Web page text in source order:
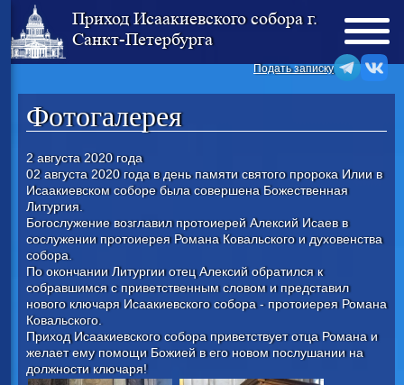
Приход Исаакиевского собора г.
Санкт-Петербурга
Подать записку
Фотогалерея
2 августа 2020 года
02 августа 2020 года в день памяти святого пророка Илии в
Исаакиевском соборе была совершена Божественная
Литургия.
Богослужение возглавил протоиерей Алексий Исаев в
сослужении протоиерея Романа Ковальского и духовенства
собора.
По окончании Литургии отец Алексий обратился к
собравшимся с приветственным словом и представил
нового ключаря Исаакиевского собора - протоиерея Романа
Ковальского.
Приход Исаакиевского собора приветствует отца Романа и
желает ему помощи Божией в его новом послушании на
должности ключаря!